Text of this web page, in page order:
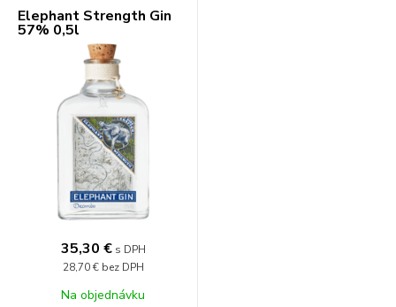
Elephant Strength Gin
57% 0,5l
35,30 € s DPH
28,70 € bez DPH
Na objednávku